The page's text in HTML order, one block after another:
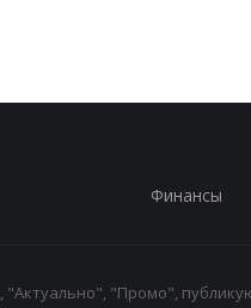
Финансы
"Промо",